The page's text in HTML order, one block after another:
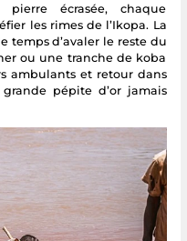
pierre écrasée, chaque
les rimes de l’Ikopa. La
temps d’avaler le reste du
ou une tranche de koba
ambulants et retour dans
pépite d’or jamais